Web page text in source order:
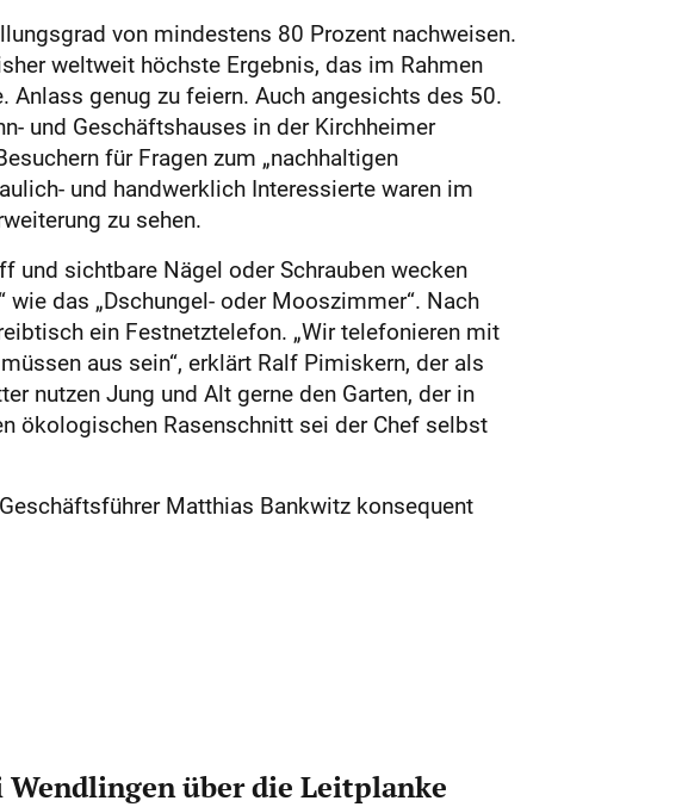
von mindestens 80 Prozent nachweisen.
weltweit höchste Ergebnis, das im Rahmen
Anlass genug zu feiern. Auch angesichts des 50.
und Geschäftshauses in der Kirchheimer
für Fragen zum „nachhaltigen
und handwerklich Interessierte waren im
zu sehen.
sichtbare Nägel oder Schrauben wecken
das „Dschungel- oder Mooszimmer“. Nach
ein Festnetztelefon. „Wir telefonieren mit
aus sein“, erklärt Ralf Pimiskern, der als
nutzen Jung und Alt gerne den Garten, der in
ökologischen Rasenschnitt sei der Chef selbst
Matthias Bankwitz konsequent
über die Leitplanke